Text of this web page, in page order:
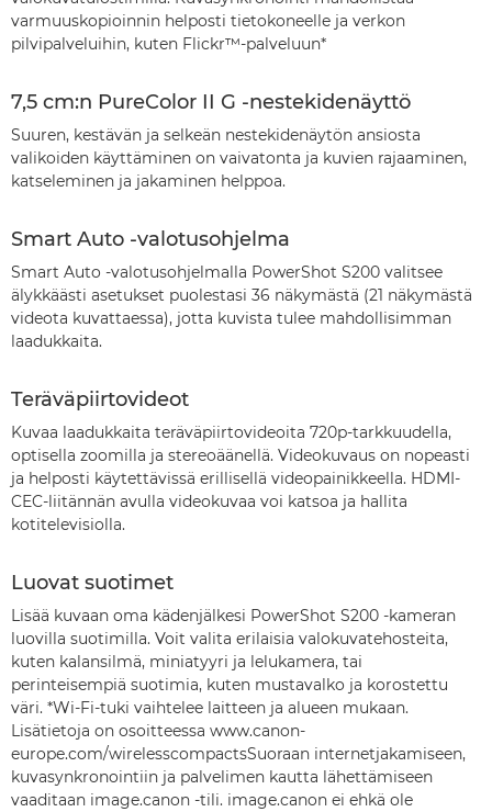
varmuuskopioinnin helposti tietokoneelle ja verkon
pilvipalveluihin, kuten Flickr™-palveluun*
7,5 cm:n PureColor II G -nestekidenäyttö
Suuren, kestävän ja selkeän nestekidenäytön ansiosta
valikoiden käyttäminen on vaivatonta ja kuvien rajaaminen,
katseleminen ja jakaminen helppoa.
Smart Auto -valotusohjelma
Smart Auto -valotusohjelmalla PowerShot S200 valitsee
älykkäästi asetukset puolestasi 36 näkymästä (21 näkymästä
videota kuvattaessa), jotta kuvista tulee mahdollisimman
laadukkaita.
Teräväpiirtovideot
Kuvaa laadukkaita teräväpiirtovideoita 720p-tarkkuudella,
optisella zoomilla ja stereoäänellä. Videokuvaus on nopeasti
ja helposti käytettävissä erillisellä videopainikkeella. HDMI-
CEC-liitännän avulla videokuvaa voi katsoa ja hallita
kotitelevisiolla.
Luovat suotimet
Lisää kuvaan oma kädenjälkesi PowerShot S200 -kameran
luovilla suotimilla. Voit valita erilaisia valokuvatehosteita,
kuten kalansilmä, miniatyyri ja lelukamera, tai
perinteisempiä suotimia, kuten mustavalko ja korostettu
väri. *Wi-Fi-tuki vaihtelee laitteen ja alueen mukaan.
Lisätietoja on osoitteessa www.canon-
europe.com/wirelesscompactsSuoraan internetjakamiseen,
kuvasynkronointiin ja palvelimen kautta lähettämiseen
vaaditaan image.canon -tili. image.canon ei ehkä ole